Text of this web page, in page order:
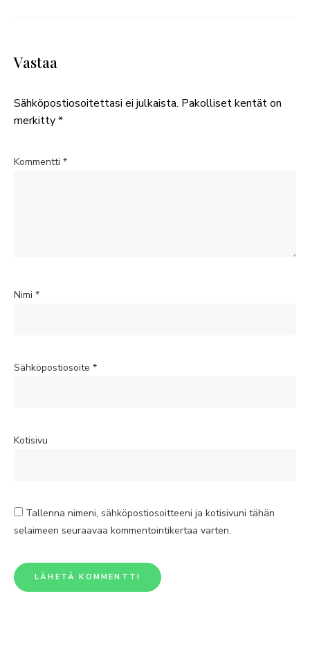
Vastaa
Sähköpostiosoitettasi ei julkaista. Pakolliset kentät on
merkitty*
Kommentti *
Nimi *
Sähköpostiosoite *
Kotisivu
Tallenna nimeni, sähköpostiosoitteeni ja kotisivuni tähän
selaimeen seuraavaa kommentointikertaa varten.